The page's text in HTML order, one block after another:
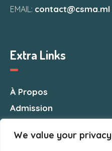
We value your privacy
EMAIL: contact@csma.ml
Extra Links
À Propos
Admission